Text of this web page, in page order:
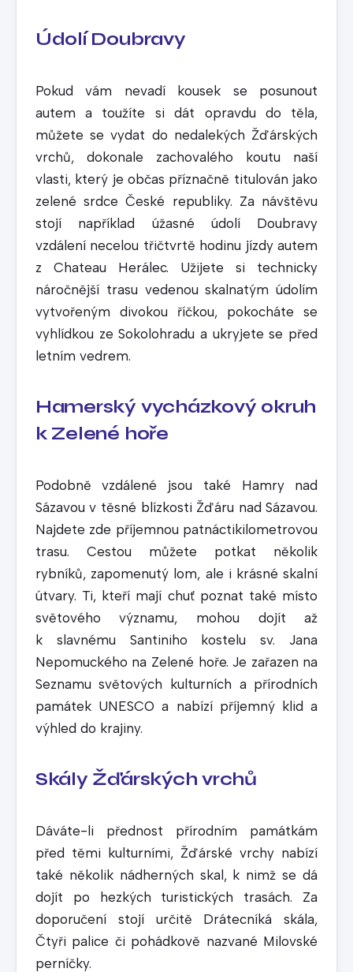
Údolí Doubravy
Pokud vám nevadí kousek se posunout
autem a toužíte si dát opravdu do těla,
můžete se vydat do nedalekých Žďárských
vrchů, dokonale zachovalého koutu naší
vlasti, který je občas příznačně titulován jako
zelené srdce České republiky. Za návštěvu
stojí například úžasné údolí Doubravy
vzdálení necelou třičtvrtě hodinu jízdy autem
z Chateau Herálec. Užijete si technicky
náročnější trasu vedenou skalnatým údolím
vytvořeným divokou říčkou, pokocháte se
vyhlídkou ze Sokolohradu a ukryjete se před
letním vedrem.
Hamerský vycházkový okruh
k Zelené hoře
Podobně vzdálené jsou také Hamry nad
Sázavou v těsné blízkosti Žďáru nad Sázavou.
Najdete zde příjemnou patnáctikilometrovou
trasu. Cestou můžete potkat několik
rybníků, zapomenutý lom, ale i krásné skalní
útvary. Ti, kteří mají chuť poznat také místo
světového významu, mohou dojít až
k slavnému Santiniho kostelu sv. Jana
Nepomuckého na Zelené hoře. Je zařazen na
Seznamu světových kulturních a přírodních
památek UNESCO a nabízí příjemný klid a
výhled do krajiny.
Skály Žďárských vrchů
Dáváte-li přednost přírodním památkám
před těmi kulturními, Žďárské vrchy nabízí
také několik nádherných skal, k nimž se dá
dojít po hezkých turistických trasách. Za
doporučení stojí určitě Drátecníká skála,
Čtyři palice či pohádkově nazvané Milovské
perníčky.